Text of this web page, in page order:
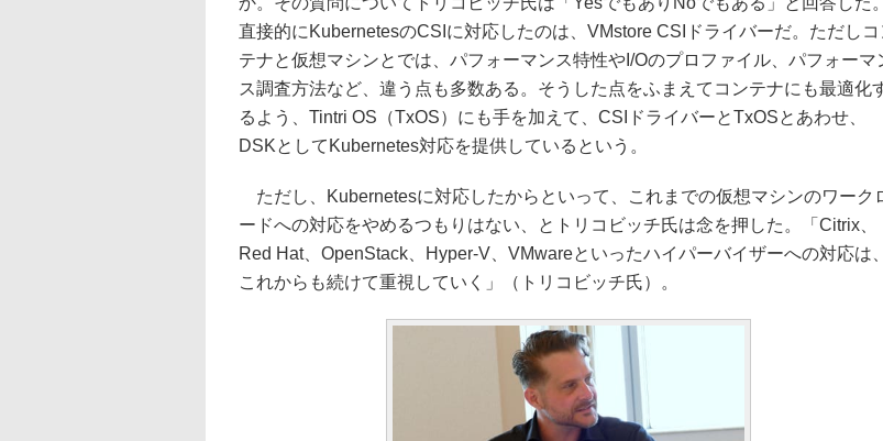
直接的にKubernetesのCSIに対応したのは、VMstore CSIドライバーだ。ただしコ
テナと仮想マシンとでは、パフォーマンス特性やI/Oのプロファイル、パフォーマ
ス調査方法など、違う点も多数ある。そうした点をふまえてコンテナにも最適化
るよう、Tintri OS（TxOS）にも手を加えて、CSIドライバーとTxOSとあわせ、
DSKとしてKubernetes対応を提供しているという。
ただし、Kubernetesに対応したからといって、これまでの仮想マシンのワーク
ードへの対応をやめるつもりはない、とトリコビッチ氏は念を押した。「Citrix、
Red Hat、OpenStack、Hyper-V、VMwareといったハイパーバイザーへの対応は、
これからも続けて重視していく」（トリコビッチ氏）。